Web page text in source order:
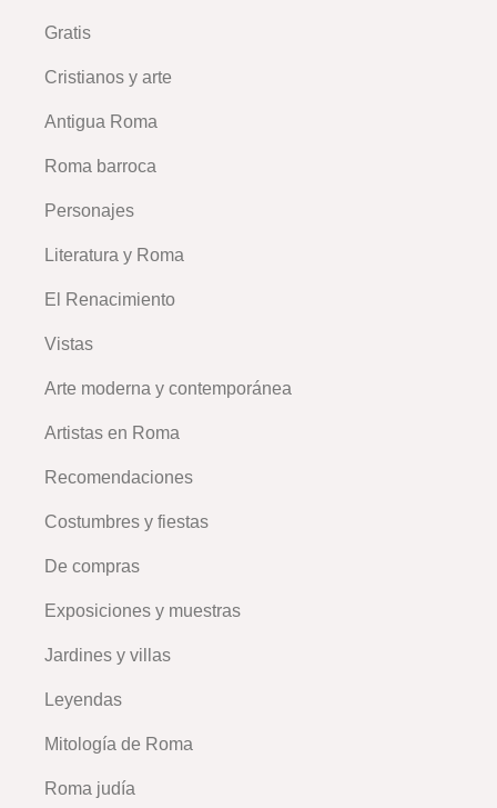
Gratis
Cristianos y arte
Antigua Roma
Roma barroca
Personajes
Literatura y Roma
El Renacimiento
Vistas
Arte moderna y contemporánea
Artistas en Roma
Recomendaciones
Costumbres y fiestas
De compras
Exposiciones y muestras
Jardines y villas
Leyendas
Mitología de Roma
Roma judía